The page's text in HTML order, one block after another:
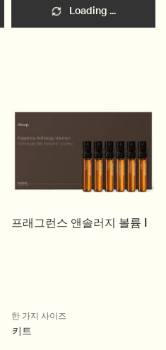
Loading ...
프래그런스 앤솔러지 볼륨 I
한 가지 사이즈
키트